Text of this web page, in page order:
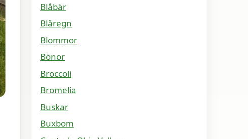
Blåbär
Blåregn
Blommor
Bönor
Broccoli
Bromelia
Buskar
Buxbom